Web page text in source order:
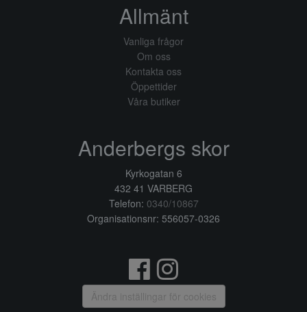
Allmänt
Vanliga frågor
Om oss
Kontakta oss
Öppettider
Våra butiker
Anderbergs skor
Kyrkogatan 6
432 41 VARBERG
Telefon: 0340/10867
Organisationsnr: 556057-0326
Ändra inställingar för cookies